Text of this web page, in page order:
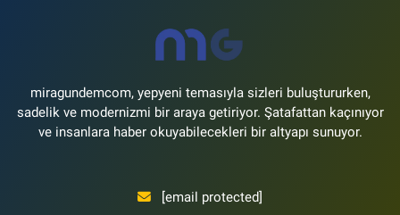
Şenlikköy Mahallesi Eski Halkalı Caddesi 33 Akvaryum Yanı Akua Florya
0 (212) 574 24 20
miragundemcom, yepyeni temasıyla sizleri buluştururken,
sadelik ve modernizmi bir araya getiriyor. Şatafattan kaçınıyor
ve insanlara haber okuyabilecekleri bir altyapı sunuyor.
[email protected]